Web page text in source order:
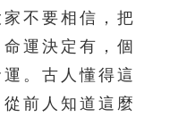
不要相信，把
運決定有，個
。古人懂得這
前人知道這麼